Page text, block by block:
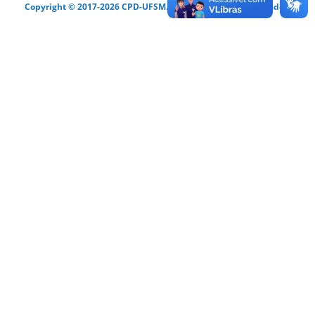
Copyright © 2017-2026 CPD-UFSM. Todos os direitos reservados.